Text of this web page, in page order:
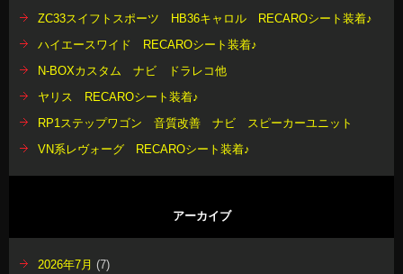
ZC33スイフトスポーツ HB36キャロル RECAROシート装着♪
ハイエースワイド RECAROシート装着♪
N-BOXカスタム ナビ ドラレコ他
ヤリス RECAROシート装着♪
RP1ステップワゴン 音質改善 ナビ スピーカーユニット
VN系レヴォーグ RECAROシート装着♪
アーカイブ
2026年7月 (7)